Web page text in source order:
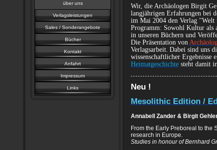
über uns
Verlagsleistungen
Sales / Sonderangebote
Bücher
Kontakt
Anfahrt
Impressum
Links
Wir, die Archäologen Birgit
langjährigen Erfahrungen bei
im Mai 2004 den Verlag "Welt
Programm: Sowohl Kultur als
in unseren Büchern und
Die Präsentation von
Verlagsarbeit. Dabei sind uns
wissenschaftlicher Ergebnisse
Heimatgeschichte steht damit
Neu !
Mesolithic Edition /
Annabell Zander & Birgit
From the Early Preboreal to the
research in Europe.
Studies in honour of Bernhard